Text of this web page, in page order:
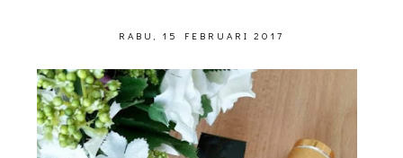
RABU, 15 FEBRUARI 2017